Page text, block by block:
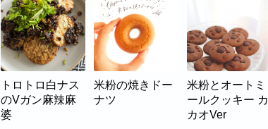
トロトロ白ナス
のVガン麻辣麻
婆
米粉の焼きドー
ナツ
米粉とオートミ
ールクッキー カ
カオVer